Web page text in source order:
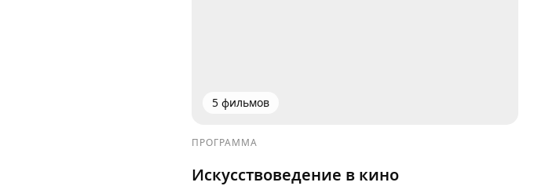
5 фильмов
ПРОГРАММА
Искусствоведение в кино